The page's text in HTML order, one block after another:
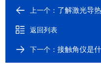
上一个： 了解激光导
返回列表
下一个：接触角仪是